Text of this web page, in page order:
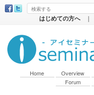
はじめての方へ ｜
Home Overview
Forum